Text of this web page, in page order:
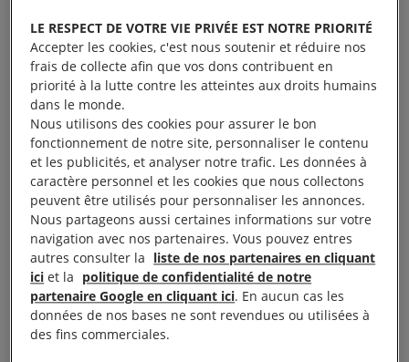
combat. Néanmoins, elles sont imprécises, et
touchent inévitablement des zones civiles. Selon
Handicap International,98 % des victimes
recensées sont des civils et près d’un tiers sont des
enfants.
LE RESPECT DE VOTRE VIE PRIVÉE EST NOTRE PRIORITÉ
Accepter les cookies, c'est nous soutenir et réduire nos
frais de collecte afin que vos dons contribuent en
priorité à la lutte contre les atteintes aux droits humains
dans le monde.
Nous utilisons des cookies pour assurer le bon
fonctionnement de notre site, personnaliser le contenu
et les publicités, et analyser notre trafic. Les données à
caractère personnel et les cookies que nous collectons
peuvent être utilisés pour personnaliser les annonces.
Nous partageons aussi certaines informations sur votre
navigation avec nos partenaires. Vous pouvez entres
autres consulter la liste de nos partenaires en cliquant
ici et la politique de confidentialité de notre
partenaire Google en cliquant ici. En aucun cas les
données de nos bases ne sont revendues ou utilisées à
des fins commerciales.